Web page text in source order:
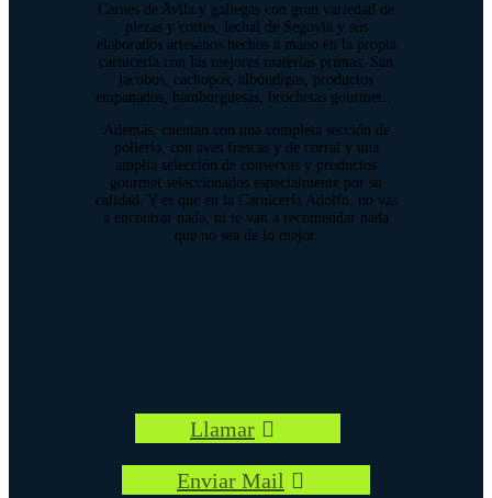
Carnes de Avila y gallegas con gran variedad de
piezas y cortes, lechal de Segovia y sus
elaborados artesanos hechos a mano en la propia
carnicería con las mejores materias primas: San
jacobos, cachopos, albóndigas, productos
empanados, hamburguesas, brochetas gourmet…
Además, cuentan con una completa sección de
pollería, con aves frescas y de corral y una
amplia selección de conservas y productos
gourmet seleccionados especialmente por su
calidad. Y es que en la Carnicería Adolfo, no vas
a encontrar nada, ni te van a recomendar nada
que no sea de lo mejor.
Llamar
Enviar Mail